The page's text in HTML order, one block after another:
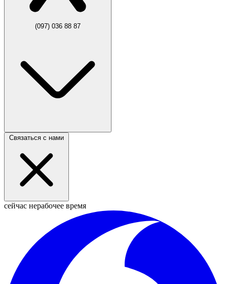
(097) 036 88 87
Связаться с нами
сейчас нерабочее время